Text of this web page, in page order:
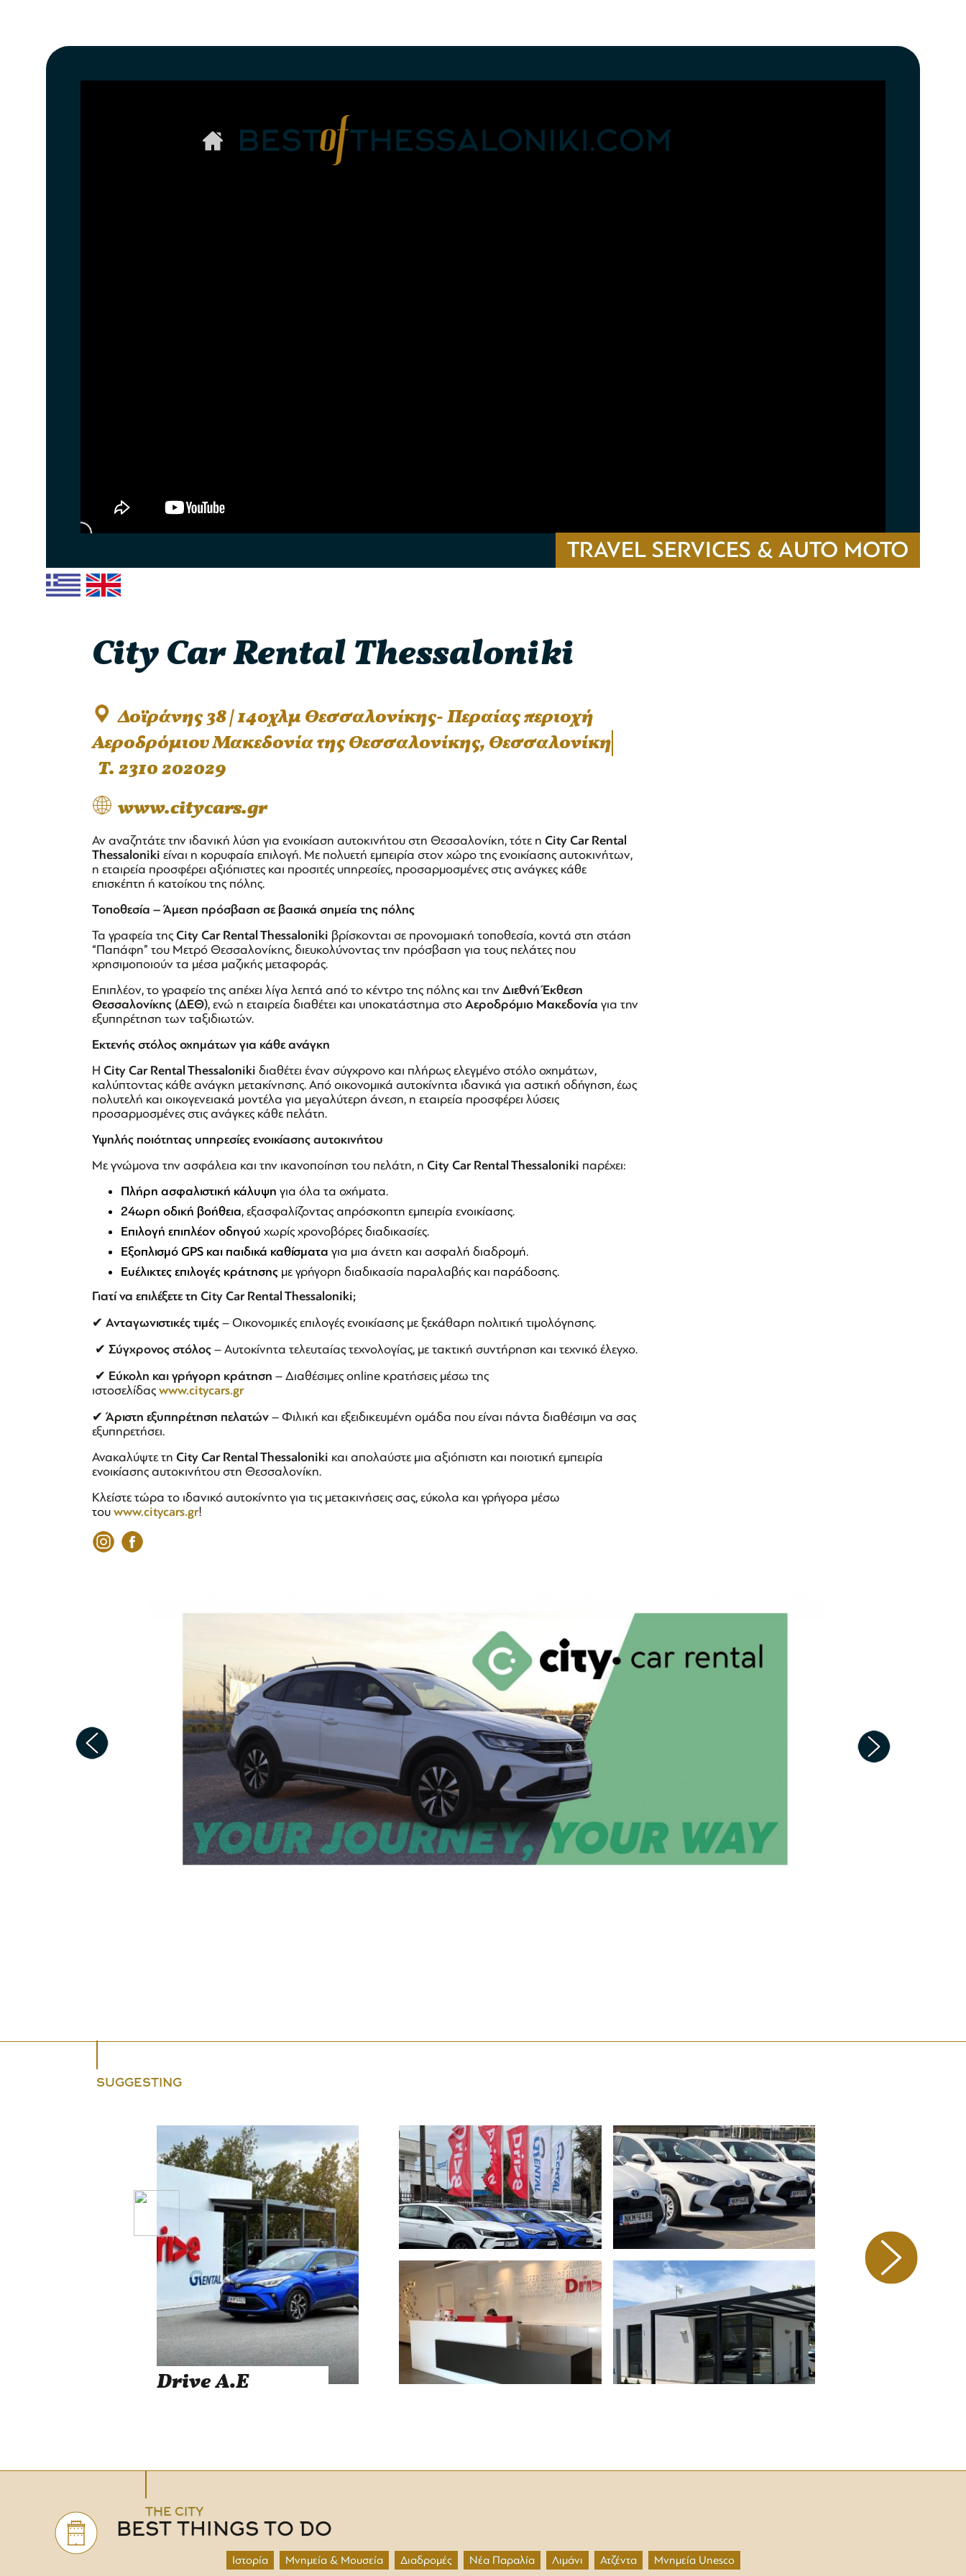
TRAVEL SERVICES & AUTO MOTO
City Car Rental Thessaloniki
Δοϊράνης 38 | 14οχλμ Θεσσαλονίκης- Περαίας περιοχή
Αεροδρόμιου Μακεδονία της Θεσσαλονίκης, Θεσσαλονίκη
T. 2310 202029
www.citycars.gr
Αν αναζητάτε την ιδανική λύση για ενοικίαση αυτοκινήτου στη Θεσσαλονίκη, τότε η City Car Rental
Thessaloniki είναι η κορυφαία επιλογή. Με πολυετή εμπειρία στον χώρο της ενοικίασης αυτοκινήτων,
η εταιρεία προσφέρει αξιόπιστες και προσιτές υπηρεσίες, προσαρμοσμένες στις ανάγκες κάθε
επισκέπτη ή κατοίκου της πόλης.
Τοποθεσία – Άμεση πρόσβαση σε βασικά σημεία της πόλης
Τα γραφεία της City Car Rental Thessaloniki βρίσκονται σε προνομιακή τοποθεσία, κοντά στη στάση
“Παπάφη” του Μετρό Θεσσαλονίκης, διευκολύνοντας την πρόσβαση για τους πελάτες που
χρησιμοποιούν τα μέσα μαζικής μεταφοράς.
Επιπλέον, το γραφείο της απέχει λίγα λεπτά από το κέντρο της πόλης και την Διεθνή Έκθεση
Θεσσαλονίκης (ΔΕΘ), ενώ η εταιρεία διαθέτει και υποκατάστημα στο Αεροδρόμιο Μακεδονία για την
εξυπηρέτηση των ταξιδιωτών.
Εκτενής στόλος οχημάτων για κάθε ανάγκη
Η City Car Rental Thessaloniki διαθέτει έναν σύγχρονο και πλήρως ελεγμένο στόλο οχημάτων,
καλύπτοντας κάθε ανάγκη μετακίνησης. Από οικονομικά αυτοκίνητα ιδανικά για αστική οδήγηση, έως
πολυτελή και οικογενειακά μοντέλα για μεγαλύτερη άνεση, η εταιρεία προσφέρει λύσεις
προσαρμοσμένες στις ανάγκες κάθε πελάτη.
Υψηλής ποιότητας υπηρεσίες ενοικίασης αυτοκινήτου
Με γνώμονα την ασφάλεια και την ικανοποίηση του πελάτη, η City Car Rental Thessaloniki παρέχει:
Πλήρη ασφαλιστική κάλυψη για όλα τα οχήματα.
24ωρη οδική βοήθεια, εξασφαλίζοντας απρόσκοπτη εμπειρία ενοικίασης.
Επιλογή επιπλέον οδηγού χωρίς χρονοβόρες διαδικασίες.
Εξοπλισμό GPS και παιδικά καθίσματα για μια άνετη και ασφαλή διαδρομή.
Ευέλικτες επιλογές κράτησης με γρήγορη διαδικασία παραλαβής και παράδοσης.
Γιατί να επιλέξετε τη City Car Rental Thessaloniki;
✔ Ανταγωνιστικές τιμές – Οικονομικές επιλογές ενοικίασης με ξεκάθαρη πολιτική τιμολόγησης.
✔ Σύγχρονος στόλος – Αυτοκίνητα τελευταίας τεχνολογίας, με τακτική συντήρηση και τεχνικό έλεγχο.
✔ Εύκολη και γρήγορη κράτηση – Διαθέσιμες online κρατήσεις μέσω της
ιστοσελίδας www.citycars.gr
✔ Άριστη εξυπηρέτηση πελατών – Φιλική και εξειδικευμένη ομάδα που είναι πάντα διαθέσιμη να σας
εξυπηρετήσει.
Ανακαλύψτε τη City Car Rental Thessaloniki και απολαύστε μια αξιόπιστη και ποιοτική εμπειρία
ενοικίασης αυτοκινήτου στη Θεσσαλονίκη.
Κλείστε τώρα το ιδανικό αυτοκίνητο για τις μετακινήσεις σας, εύκολα και γρήγορα μέσω
του www.citycars.gr!
SUGGESTING
Drive Α.Ε
THE CITY
BEST THINGS TO DO
Ιστορία Μνημεία & Μουσεία Διαδρομές Νέα Παραλία Λιμάνι Ατζέντα Μνημεία Unesco